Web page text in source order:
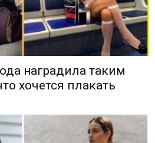
наградила таким
хочется плакать